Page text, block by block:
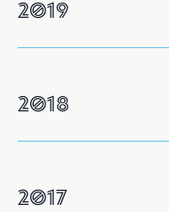
2019
2018
2017